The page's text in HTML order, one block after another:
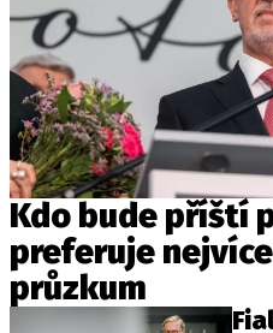
Kdo bude příští
preferuje
průzkum